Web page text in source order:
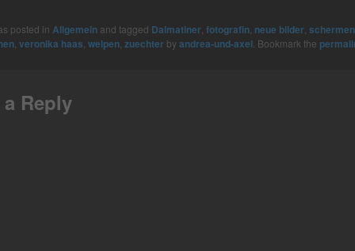
posted in Allgemeinand tagged Dalmatiner, fotografin, neue bilder, schermen
, veronika haas welpen, zuechterby andrea-und-axel. Bookmark the
Reply